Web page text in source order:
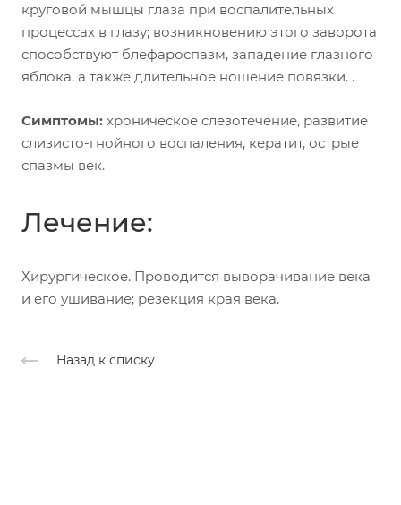
круговой мышцы глаза при воспалительных
процессах в глазу; возникновению этого заворота
способствуют блефароспазм, западение глазного
яблока, а также длительное ношение повязки. .
Симптомы: хроническое слёзотечение, развитие
слизисто-гнойного воспаления, кератит, острые
спазмы век.
Лечение:
Хирургическое. Проводится выворачивание века
и его ушивание; резекция края века.
Назад к списку